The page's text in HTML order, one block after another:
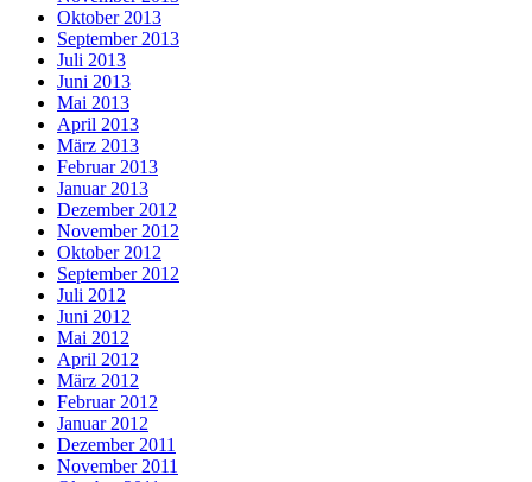
Oktober 2013
September 2013
Juli 2013
Juni 2013
Mai 2013
April 2013
März 2013
Februar 2013
Januar 2013
Dezember 2012
November 2012
Oktober 2012
September 2012
Juli 2012
Juni 2012
Mai 2012
April 2012
März 2012
Februar 2012
Januar 2012
Dezember 2011
November 2011